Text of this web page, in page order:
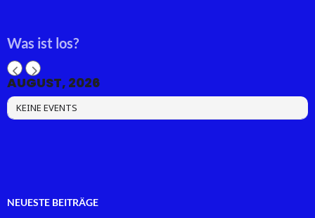
Was ist los?
AUGUST, 2026
KEINE EVENTS
NEUESTE BEITRÄGE